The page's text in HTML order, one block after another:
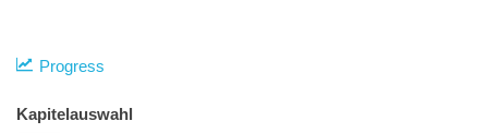
Progress
Kapitelauswahl